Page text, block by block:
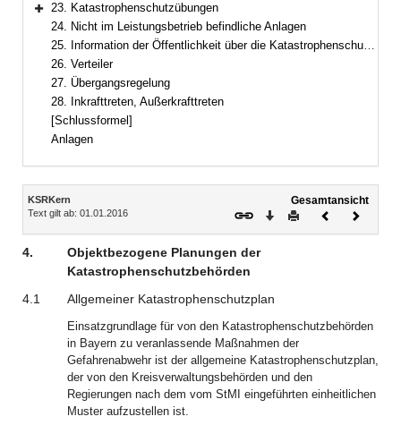
Bereich erweitern
23. Katastrophenschutzübungen
24. Nicht im Leistungsbetrieb befindliche Anlagen
25. Information der Öffentlichkeit über die Katastrophenschutzplanungen
26. Verteiler
27. Übergangsregelung
28. Inkrafttreten, Außerkrafttreten
[Schlussformel]
Anlagen
Inhalt
KSRKern
Text gilt ab: 01.01.2016
Gesamtansicht
Download
DruckenVorheriges
4.
Objektbezogene Planungen der
Katastrophenschutzbehörden
4.1
Allgemeiner Katastrophenschutzplan
Einsatzgrundlage für von den Katastrophenschutzbehörden
in Bayern zu veranlassende Maßnahmen der
Gefahrenabwehr ist der allgemeine Katastrophenschutzplan,
der von den Kreisverwaltungsbehörden und den
Regierungen nach dem vom StMI eingeführten einheitlichen
Muster aufzustellen ist.